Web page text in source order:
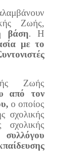
Ζωής,
βάση. Η
με το
Ζωής
από τον
ο οποίος
σχολικής
σχολικής